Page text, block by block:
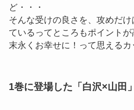
ど・・・
そんな受けの良さを、攻めだ
ているってところもポイント
末永くお幸せに！って思えるカ
1巻に登場した「白沢×山田